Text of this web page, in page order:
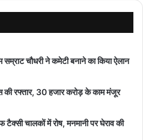
सम्राट चौधरी ने कमेटी बनाने का किया ऐलान
की रफ्तार, 30 हजार करोड़ के काम मंजूर
चालकों में रोष, मनमानी पर घेराव की